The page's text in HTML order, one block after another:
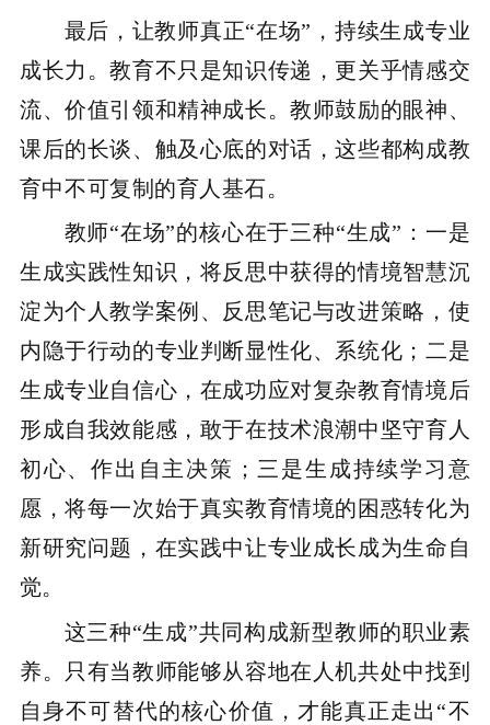
最后，让教师真正“在场”，持续生成专业
成长力。教育不只是知识传递，更关乎情感交
流、价值引领和精神成长。教师鼓励的眼神、
课后的长谈、触及心底的对话，这些都构成教
育中不可复制的育人基石。
教师“在场”的核心在于三种“生成”：一是
生成实践性知识，将反思中获得的情境智慧沉
淀为个人教学案例、反思笔记与改进策略，使
内隐于行动的专业判断显性化、系统化；二是
生成专业自信心，在成功应对复杂教育情境后
形成自我效能感，敢于在技术浪潮中坚守育人
初心、作出自主决策；三是生成持续学习意
愿，将每一次始于真实教育情境的困惑转化为
新研究问题，在实践中让专业成长成为生命自
觉。
这三种“生成”共同构成新型教师的职业素
养。只有当教师能够从容地在人机共处中找到
自身不可替代的核心价值，才能真正走出“不